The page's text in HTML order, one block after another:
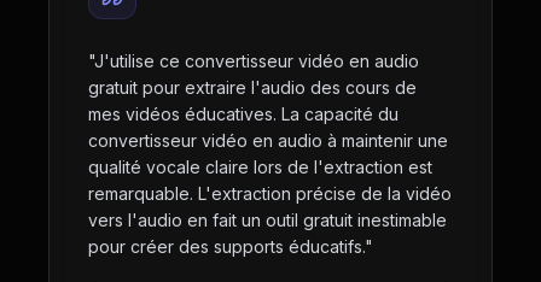
"J'utilise ce convertisseur vidéo en audio
gratuit pour extraire l'audio des cours de
mes vidéos éducatives. La capacité du
convertisseur vidéo en audio à maintenir une
qualité vocale claire lors de l'extraction est
remarquable. L'extraction précise de la vidéo
vers l'audio en fait un outil gratuit inestimable
pour créer des supports éducatifs."